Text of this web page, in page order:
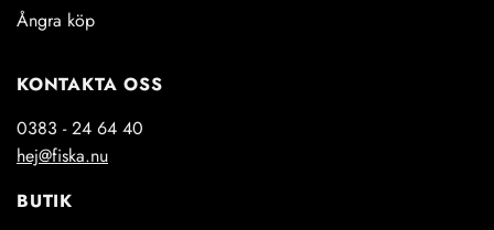
Ångra köp
KONTAKTA OSS
0383 - 24 64 40
hej@fiska.nu
BUTIK